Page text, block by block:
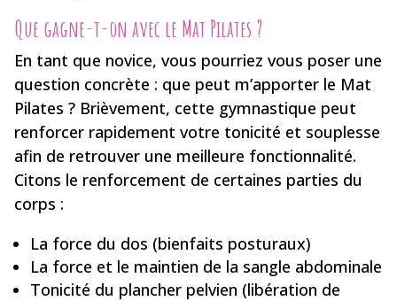
Que gagne-t-on avec le Mat Pilates ?
En tant que novice, vous pourriez vous poser une
question concrète : que peut m’apporter le Mat
Pilates ? Brièvement, cette gymnastique peut
renforcer rapidement votre tonicité et souplesse
afin de retrouver une meilleure fonctionnalité.
Citons le renforcement de certaines parties du
corps :
La force du dos (bienfaits posturaux)
La force et le maintien de la sangle abdominale
Tonicité du plancher pelvien (libération de